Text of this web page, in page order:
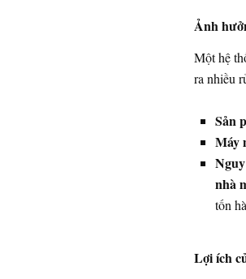
Ảnh
Một hệ
ra nhiều
Sản
Máy
nhà
tốn
Lợi ích